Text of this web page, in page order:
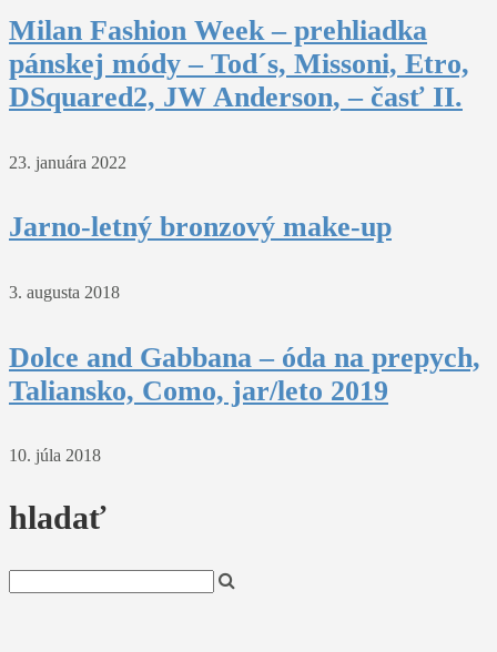
Milan Fashion Week – prehliadka
pánskej módy – Tod´s, Missoni, Etro,
DSquared2, JW Anderson, – časť II.
23. januára 2022
Jarno-letný bronzový make-up
3. augusta 2018
Dolce and Gabbana – óda na prepych,
Taliansko, Como, jar/leto 2019
10. júla 2018
hladať